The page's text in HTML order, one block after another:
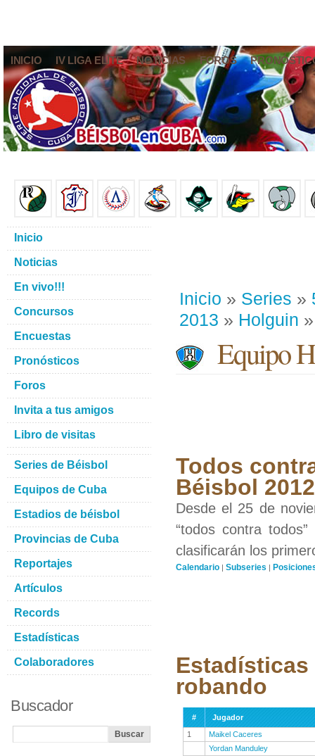
INICIO IV LIGA ELITE NOTICIAS FOROS
Inicio » Series »
2013 » Holguin
Equipo
Todos
Béisbol
Desde el 25 de
“todos contra
clasificarán los
Calendario | Subseries |
robando
#
Jugador
1
Maikel Caceres
Yordan Manduley
Inicio
Noticias
En vivo!!!
Concursos
Encuestas
Pronósticos
Foros
Invita a tus amigos
Libro de visitas
Series de Béisbol
Equipos de Cuba
Estadios de béisbol
Provincias de Cuba
Reportajes
Artículos
Records
Estadísticas
Colaboradores
Buscador